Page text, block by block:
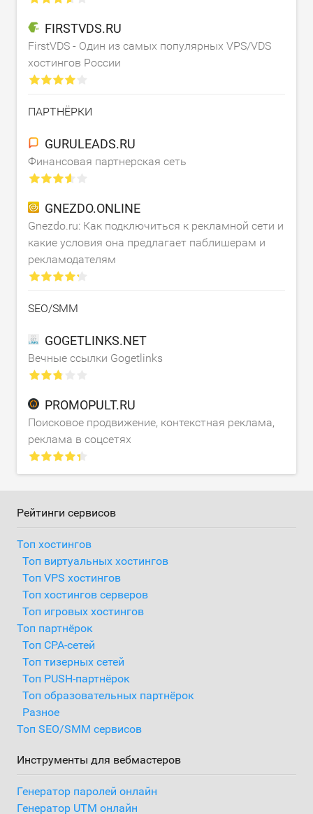
FIRSTVDS.RU
FirstVDS - Один из самых популярных VPS/VDS
хостингов России
ПАРТНЁРКИ
GURULEADS.RU
Финансовая партнерская сеть
GNEZDO.ONLINE
Gnezdo.ru: Как подключиться к рекламной сети и
какие условия она предлагает паблишерам и
рекламодателям
SEO/SMM
GOGETLINKS.NET
Вечные ссылки Gogetlinks
PROMOPULT.RU
Поисковое продвижение, контекстная реклама,
реклама в соцсетях
Рейтинги сервисов
Топ хостингов
Топ виртуальных хостингов
Топ VPS хостингов
Топ хостингов серверов
Топ игровых хостингов
Топ партнёрок
Топ CPA-сетей
Топ тизерных сетей
Топ PUSH-партнёрок
Топ образовательных партнёрок
Разное
Топ SEO/SMM сервисов
Инструменты для вебмастеров
Генератор паролей онлайн
Генератор UTM онлайн